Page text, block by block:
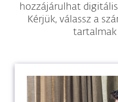
hozzájárulhat
Kérjük, válassz a
tartalmak